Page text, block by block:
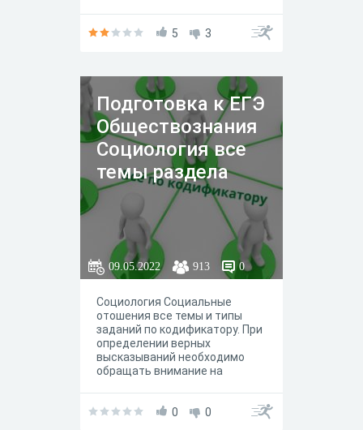
5
3
Подготовка к ЕГЭ
Обществознания
Социология все
темы раздела
09.05.2022 913 0
Социология Социальные
отошения все темы и типы
заданий по кодификатору. При
определении верных
высказываний необходимо
обращать внимание на
кванторные слова.
0 0